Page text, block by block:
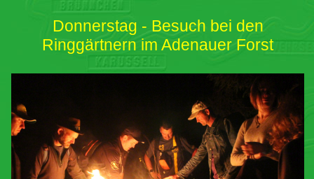
Donnerstag - Besuch bei den
Ringgärtnern im Adenauer Forst